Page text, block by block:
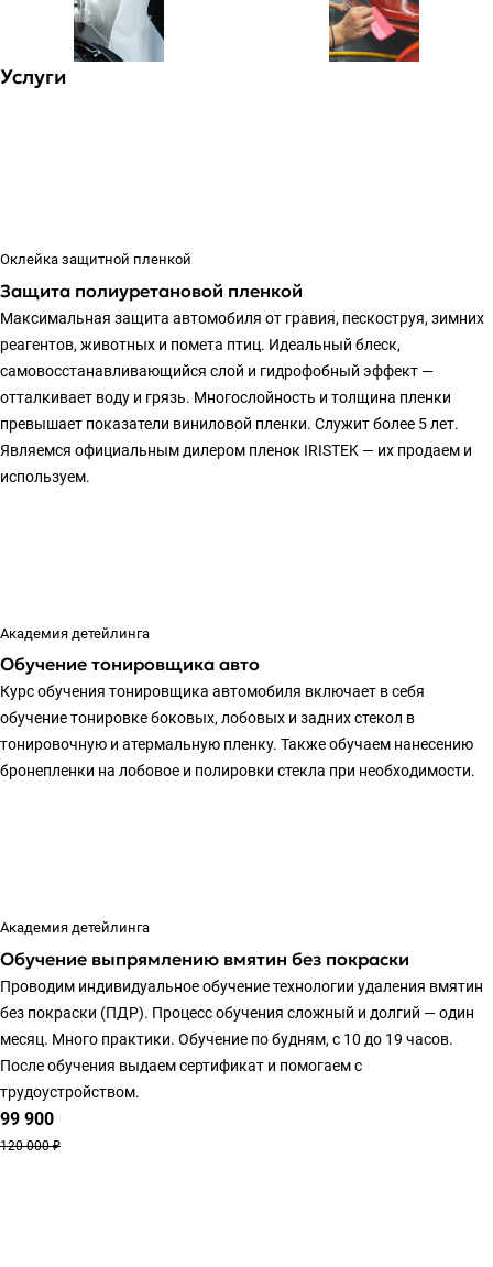
Услуги
Оклейка защитной пленкой
Защита полиуретановой пленкой
Максимальная защита автомобиля от гравия, пескоструя, зимних
реагентов, животных и помета птиц. Идеальный блеск,
самовосстанавливающийся слой и гидрофобный эффект —
отталкивает воду и грязь. Многослойность и толщина пленки
превышает показатели виниловой пленки. Служит более 5 лет.
Являемся официальным дилером пленок IRISTEK — их продаем и
используем.
Академия детейлинга
Обучение тонировщика авто
Курс обучения тонировщика автомобиля включает в себя
обучение тонировке боковых, лобовых и задних стекол в
тонировочную и атермальную пленку. Также обучаем нанесению
бронепленки на лобовое и полировки стекла при необходимости.
Академия детейлинга
Обучение выпрямлению вмятин без покраски
Проводим индивидуальное обучение технологии удаления вмятин
без покраски (ПДР). Процесс обучения сложный и долгий — один
месяц. Много практики. Обучение по будням, с 10 до 19 часов.
После обучения выдаем сертификат и помогаем с
трудоустройством.
99 900
120 000 ₽